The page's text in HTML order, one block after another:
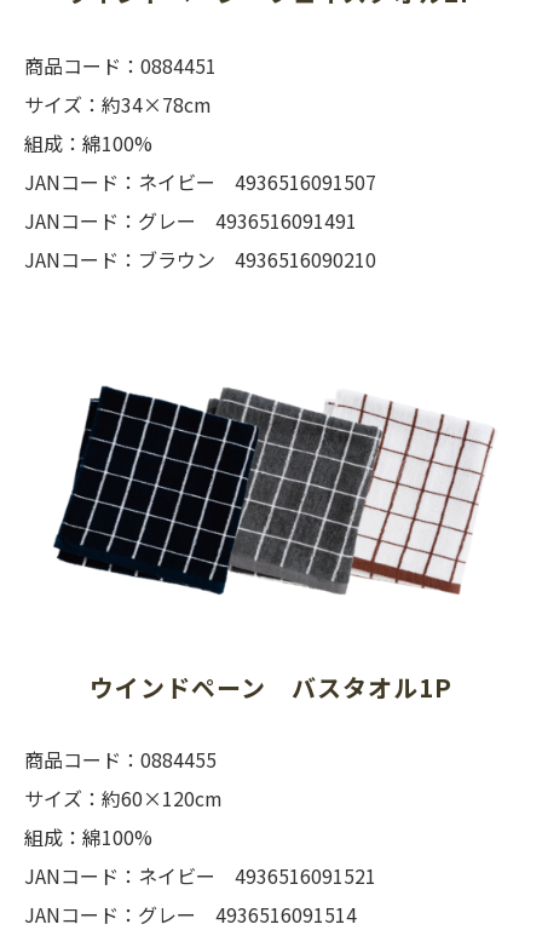
商品コード：0884451
サイズ：約34×78cm
組成：綿100%
JANコード：ネイビー 4936516091507
JANコード：グレー 4936516091491
JANコード：ブラウン 4936516090210
ウインドペーン　バスタオル1P
商品コード：0884455
サイズ：約60×120cm
組成：綿100%
JANコード：ネイビー 4936516091521
JANコード：グレー 4936516091514